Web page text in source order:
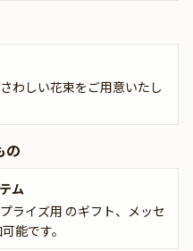
わしい花束をご用意いたし
の
ム
ライズ用 のギフト、メッセ
能です。